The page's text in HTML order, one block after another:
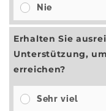
Nie
Erhalten Sie
Unterstützung,
erreichen?
Sehr viel